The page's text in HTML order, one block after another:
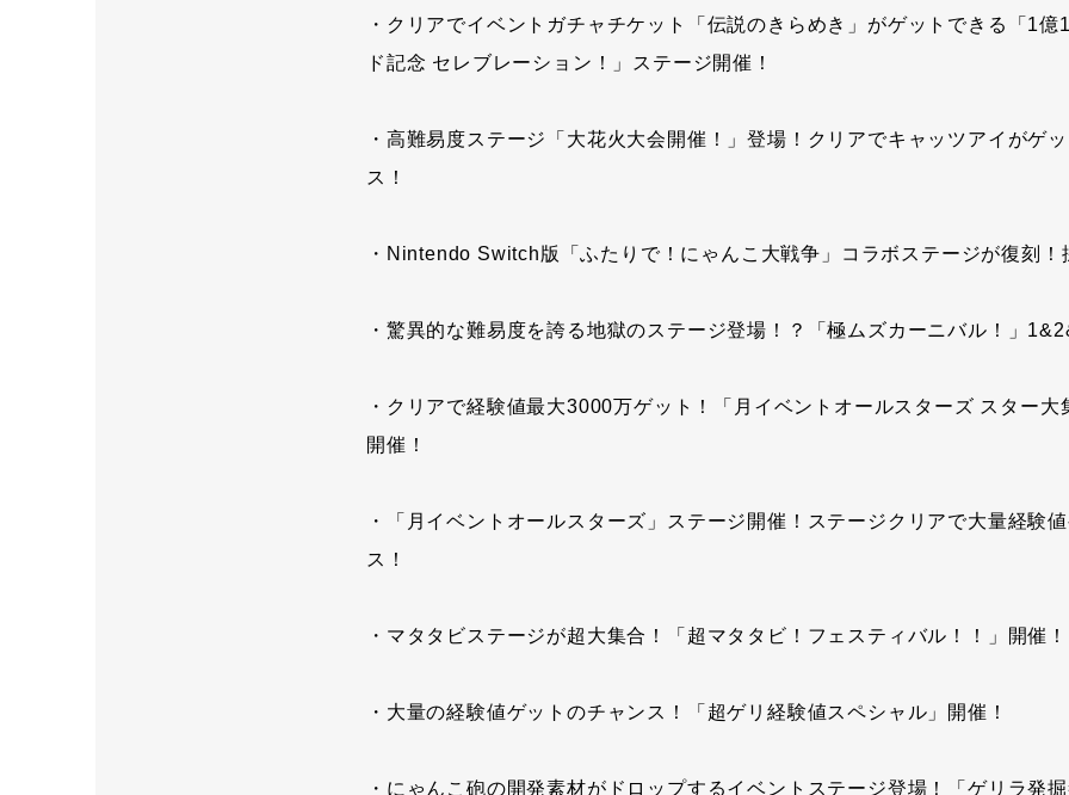
・クリアでイベントガチャチケット「伝説のきらめき」がゲットできる「1
ド記念 セレブレーション！」ステージ開催！
・高難易度ステージ「大花火大会開催！」登場！クリアでキャッツアイがゲ
ス！
・Nintendo Switch版「ふたりで！にゃんこ大戦争」コラボステージが復刻！
・驚異的な難易度を誇る地獄のステージ登場！？「極ムズカーニバル！」
・クリアで経験値最大3000万ゲット！「月イベントオールスターズ スター大
開催！
・「月イベントオールスターズ」ステージ開催！ステージクリアで大量経験
ス！
・マタタビステージが超大集合！「超マタタビ！フェスティバル！！」開催！
・大量の経験値ゲットのチャンス！「超ゲリ経験値スペシャル」開催！
・にゃんこ砲の開発素材がドロップするイベントステージ登場！「ゲリラ発